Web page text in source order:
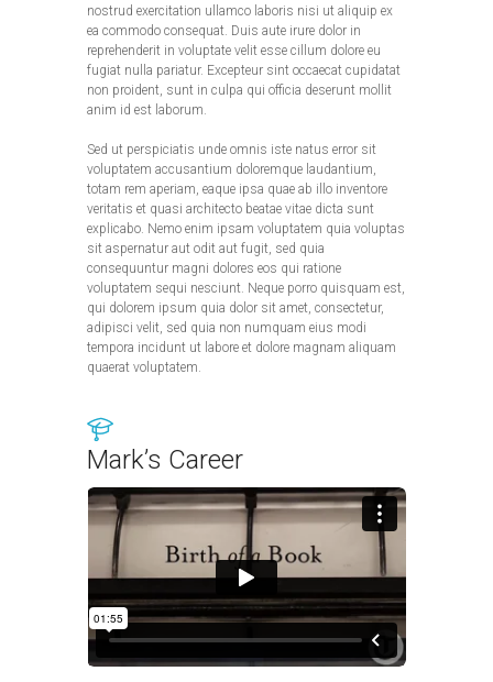
nostrud exercitation ullamco laboris nisi ut aliquip ex
ea commodo consequat. Duis aute irure dolor in
reprehenderit in voluptate velit esse cillum dolore eu
fugiat nulla pariatur. Excepteur sint occaecat cupidatat
non proident, sunt in culpa qui officia deserunt mollit
anim id est laborum.
Sed ut perspiciatis unde omnis iste natus error sit
voluptatem accusantium doloremque laudantium,
totam rem aperiam, eaque ipsa quae ab illo inventore
veritatis et quasi architecto beatae vitae dicta sunt
explicabo. Nemo enim ipsam voluptatem quia voluptas
sit aspernatur aut odit aut fugit, sed quia
consequuntur magni dolores eos qui ratione
voluptatem sequi nesciunt. Neque porro quisquam est,
qui dolorem ipsum quia dolor sit amet, consectetur,
adipisci velit, sed quia non numquam eius modi
tempora incidunt ut labore et dolore magnam aliquam
quaerat voluptatem.
Mark’s Career